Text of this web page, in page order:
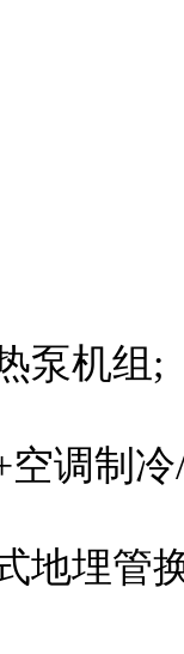
泵机组;
调制
地埋